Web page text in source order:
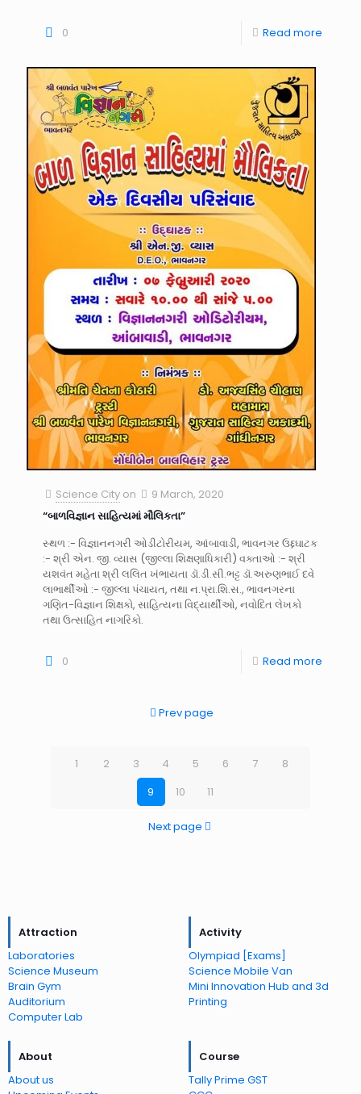
0 Read more
Science City on
9 March, 2020
“બાળવિજ્ઞાન સાહિત્યમાં મૌલિકતા”
સ્થળ :- વિજ્ઞાનનગરી ઓડીટોરીયમ, આંબાવાડી, ભાવનગર ઉદ્દઘાટક
:- શ્રી એન. જી. વ્યાસ (જીલ્લા શિક્ષણાધિકારી) વક્તાઓ :- શ્રી
યશવંત મહેતા શ્રી લલિત ખંભાયતા ડૉ.ડી.સી.ભટ્ટ ડૉ.અરુણભાઈ દવે
લાભાર્થીઓ :- જીલ્લા પંચાયત, તથા ન.પ્રા.શિ.સ., ભાવનગરના
ગણિત-વિજ્ઞાન શિક્ષકો, સાહિત્યના વિદ્યાર્થીઓ, નવોદિત લેખકો
તથા ઉત્સાહિત નાગરિકો.
0 Read more
Prev page
1 2 3 4 5 6 7
8
9
10 11
Next page
Attraction
Laboratories
Science Museum
Brain Gym
Auditorium
Computer Lab
Activity
Olympiad [Exams]
Science Mobile Van
Mini Innovation Hub and 3d
Printing
About
About us
Course
Tally Prime GST